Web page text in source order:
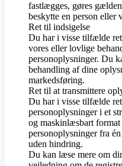
fastlægges, gøres
beskytte en person eller
Ret til indsigelse
Du har i visse tilfælde
vores eller lovlige
personoplysninger. Du
behandling af dine
markedsføring.
Ret til at transmittere
Du har i visse tilfælde
personoplysninger i et
og maskinlæsbart
personoplysninger fra
uden hindring.
Du kan læse mere om